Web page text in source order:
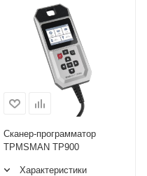
Сканер-программатор
TPMSMAN TP900
Характеристики